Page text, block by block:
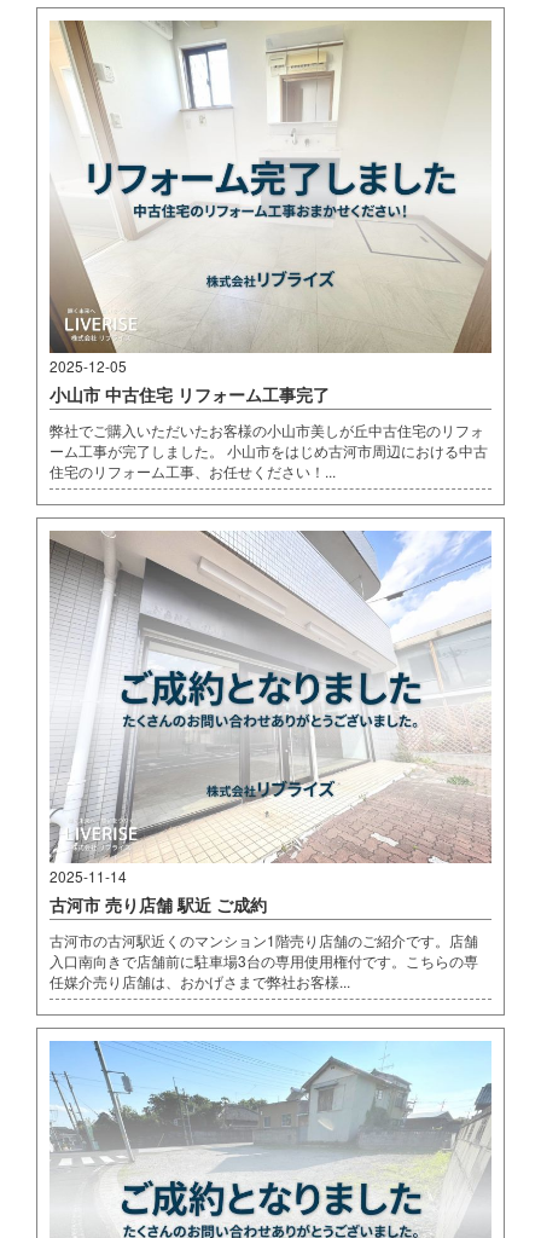
2025-12-05
小山市 中古住宅 リフォーム工事完了
弊社でご購入いただいたお客様の小山市美しが丘中古住宅のリフォ
ーム工事が完了しました。 小山市をはじめ古河市周辺における中古
住宅のリフォーム工事、お任せください！...
2025-11-14
古河市 売り店舗 駅近 ご成約
古河市の古河駅近くのマンション1階売り店舗のご紹介です。店舗
入口南向きで店舗前に駐車場3台の専用使用権付です。こちらの専
任媒介売り店舗は、おかげさまで弊社お客様...